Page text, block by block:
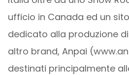
ufficio in Canada ed un
dedicato alla produzione
altro brand, Anpai
destinati principalmente